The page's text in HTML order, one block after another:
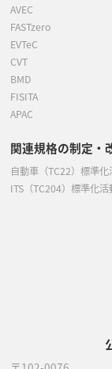
AVEC
FASTzero
EVTeC
CVT
BMD
FISITA
APAC
関連規格の制定・
自動車（TC22）標準化
ITS（TC204）標準化活